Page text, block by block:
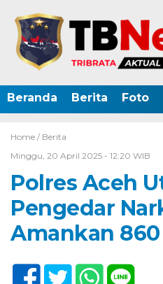
Beranda Berita Foto
Home / Berita
Minggu, 20 April 2025 - 12:20 WIB
Polres Aceh
Pengedar
Amankan 860